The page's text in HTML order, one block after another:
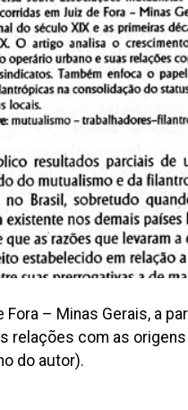
– Minas Gerais, a
com as
do autor).